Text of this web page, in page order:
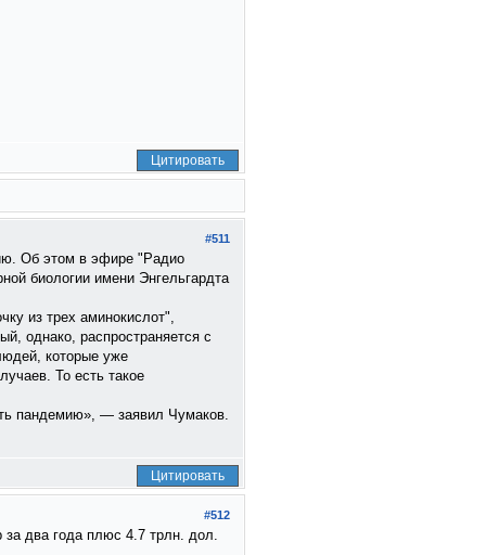
Цитировать
#511
Об этом в эфире "Радио
биологии имени Энгельгардта
из трех аминокислот",
однако, распространяется с
которые уже
То есть такое
пандемию», — заявил Чумаков.
Цитировать
#512
за два года плюс 4.7 трлн. дол.